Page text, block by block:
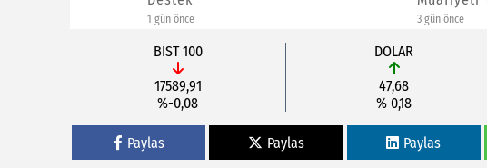
BIST 100
17589,91
%-0,08
DOLAR
47,68
% 0,18
Paylas Paylas Paylas